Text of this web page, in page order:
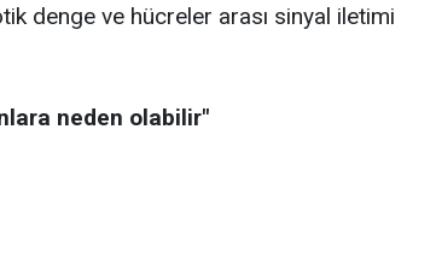
denge ve hücreler arası sinyal iletimi
neden olabilir"